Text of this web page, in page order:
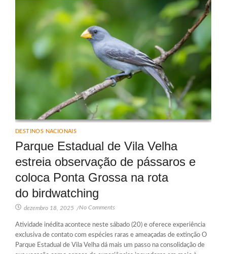
DESTINOS NACIONAIS
Parque Estadual de Vila Velha
estreia observação de pássaros e
coloca Ponta Grossa na rota
do birdwatching
dezembro 18, 2025 /No Comments
Atividade inédita acontece neste sábado (20) e oferece experiência
exclusiva de contato com espécies raras e ameaçadas de extinção O
Parque Estadual de Vila Velha dá mais um passo na consolidação de